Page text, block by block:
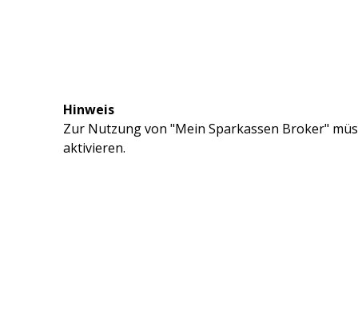
Hinweis
Zur Nutzung von "Mein Sparkassen Broker"
aktivieren.